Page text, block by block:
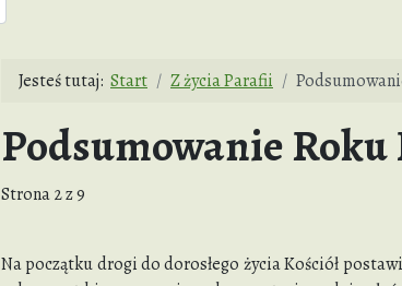
Jesteś tutaj: Start Z życia Parafii
Podsumowanie Roku
Strona 2 z 9
Na początku drogi do dorosłego życia Kościół